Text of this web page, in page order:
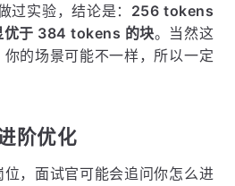
实验，结论是： 256 tokens
优于 384 tokens 的块。当然这
的场景可能不一样，所以一定
阶优化
，面试官可能会追问你怎么进